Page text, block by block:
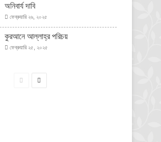
অনিবার্য দাবি
ফেব্রুয়ারি ২৬, ২০২৫
কুরআনে আল্লাহ্‌র পরিচয়
ফেব্রুয়ারি ২৫, ২০২৫